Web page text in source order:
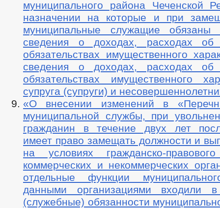
муниципального района Чеченской
назначении на которые и при
муниципальные служащие обязаны
сведения о доходах, расходах
обязательствах имущественного
сведения о доходах, расходах
обязательствах имущественного
супруга (супруги) и
«О внесении изменений в
муниципальной службы, при
гражданин в течение двух лет
имеет право замещать должности и
на условиях гражданско-
коммерческих и некоммерческих
отдельные функции
данными организациями входили
(служебные) обязанности